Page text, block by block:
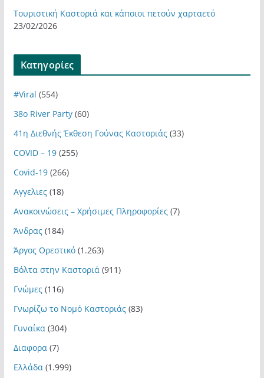
Τουριστική Καστοριά και κάποιοι πετούν χαρταετό
23/02/2026
Kατηγορίες
#Viral (554)
38ο River Party(60)
41η Διεθνής Έκθεση Γούνας Καστοριάς(33)
COVID – 19(255)
Covid-19(266)
Αγγελιες(18)
Ανακοινώσεις – Χρήσιμες Πληροφορίες(7)
Άνδρας(184)
Άργος Ορεστικό(1.263)
Βόλτα στην Καστοριά (911)
Γνώμες(116)
Γνωρίζω το Νομό Καστοριάς(83)
Γυναίκα (304)
Διαφορα (7)
Ελλάδα (1.999)